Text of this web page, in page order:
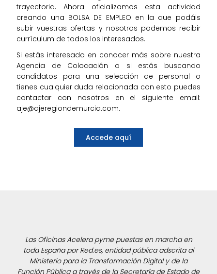
trayectoria. Ahora oficializamos esta actividad
creando una BOLSA DE EMPLEO en la que podáis
subir vuestras ofertas y nosotros podemos recibir
currículum de todos los interesados.
Si estás interesado en conocer más sobre nuestra
Agencia de Colocación o si estás buscando
candidatos para una selección de personal o
tienes cualquier duda relacionada con esto puedes
contactar con nosotros en el siguiente email:
aje@ajeregiondemurcia.com.
Accede aquí
Las Oficinas Acelera pyme puestas en marcha en
toda España por Red.es, entidad pública adscrita al
Ministerio para la Transformación Digital y de la
Función Pública a través de la Secretaría de Estado de